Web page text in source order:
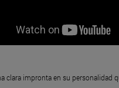
clara impronta en su personalidad